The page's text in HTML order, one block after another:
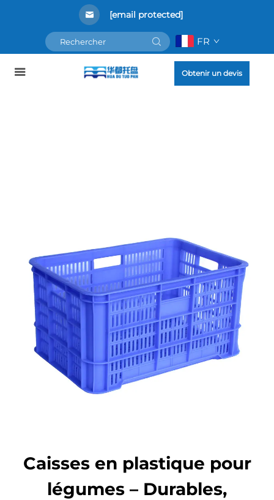
[email protected]
FR
Obtenir un devis
Caisses en plastique pour
légumes – Durables,